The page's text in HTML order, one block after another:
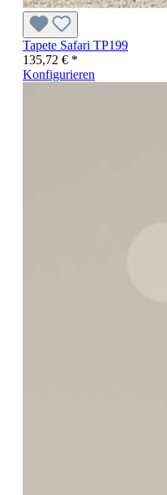
Tapete Safari TP199
135,72 € *
Konfigurieren